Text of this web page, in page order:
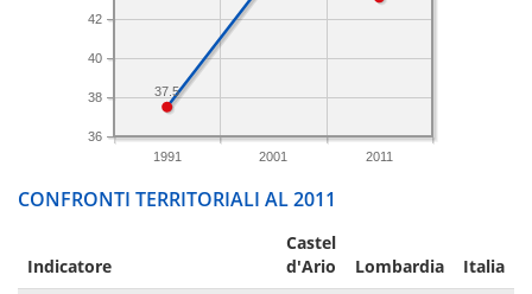
1991 2001 2011
36
38
40
42
37.5
CONFRONTI TERRITORIALI AL 2011
Indicatore
Castel
d'Ario
Lombardia Italia